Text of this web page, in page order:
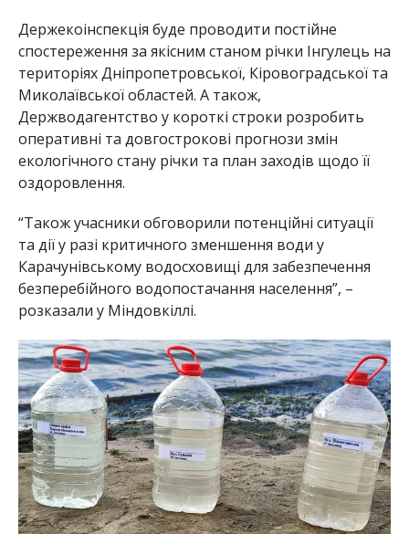
Держекоінспекція буде проводити постійне
спостереження за якісним станом річки Інгулець на
територіях Дніпропетровської, Кіровоградської та
Миколаївської областей. А також,
Держводагентство у короткі строки розробить
оперативні та довгострокові прогнози змін
екологічного стану річки та план заходів щодо її
оздоровлення.
“Також учасники обговорили потенційні ситуації
та дії у разі критичного зменшення води у
Карачунівському водосховищі для забезпечення
безперебійного водопостачання населення”, –
розказали у Міндовкіллі.